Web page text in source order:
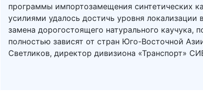
программы импортозамещения синтетических
усилиями удалось достичь уровня
замена дорогостоящего натурального каучука,
полностью зависят от стран Юго-Восточной
Светликов, директор дивизиона «Транспорт»